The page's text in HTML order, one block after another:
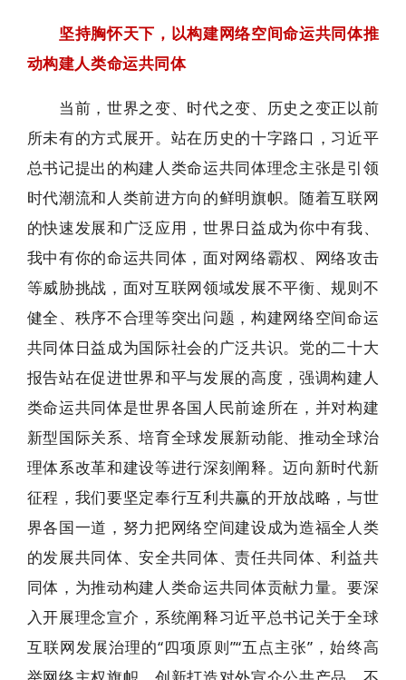
坚持胸怀天下，以构建网络空间命运共同体推
动构建人类命运共同体
当前，世界之变、时代之变、历史之变正以前
所未有的方式展开。站在历史的十字路口，习近平
总书记提出的构建人类命运共同体理念主张是引领
时代潮流和人类前进方向的鲜明旗帜。随着互联网
的快速发展和广泛应用，世界日益成为你中有我、
我中有你的命运共同体，面对网络霸权、网络攻击
等威胁挑战，面对互联网领域发展不平衡、规则不
健全、秩序不合理等突出问题，构建网络空间命运
共同体日益成为国际社会的广泛共识。党的二十大
报告站在促进世界和平与发展的高度，强调构建人
类命运共同体是世界各国人民前途所在，并对构建
新型国际关系、培育全球发展新动能、推动全球治
理体系改革和建设等进行深刻阐释。迈向新时代新
征程，我们要坚定奉行互利共赢的开放战略，与世
界各国一道，努力把网络空间建设成为造福全人类
的发展共同体、安全共同体、责任共同体、利益共
同体，为推动构建人类命运共同体贡献力量。要深
入开展理念宣介，系统阐释习近平总书记关于全球
互联网发展治理的“四项原则”“五点主张”，始终高